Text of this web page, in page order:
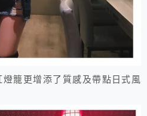
籠更增添了質感及帶點日式風